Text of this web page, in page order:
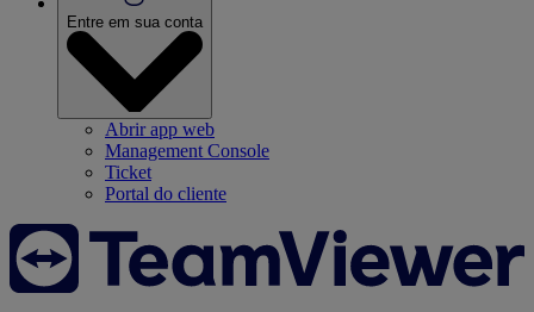
Entre em sua conta
Abrir app web
Management Console
Ticket
Portal do cliente